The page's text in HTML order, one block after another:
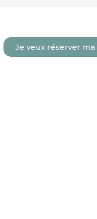
Je veux réserver